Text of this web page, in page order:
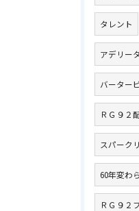
タレント
アデリータ
バーター
ＲＧ９２
スパーク
60年変わ
ＲＧ９２